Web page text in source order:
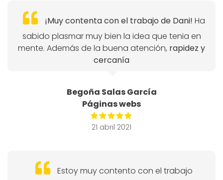
¡Muy contenta con el trabajo de Dani! Ha
sabido plasmar muy bien la idea que tenia en
mente. Además de la buena atención, rapidez y
cercanía
Begoña Salas García
Páginas webs
21 abril 2021
Estoy muy contento con el trabajo